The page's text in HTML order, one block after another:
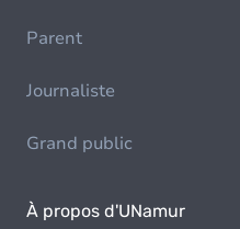
Parent
Journaliste
Grand public
À propos d'UNamur